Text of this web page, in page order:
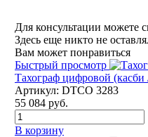
Для консультации можете
Здесь еще никто не
Вам может понравиться
Быстрый просмотр
Тахограф цифровой
Артикул: DTCO 3283
55 084 руб.
В корзину